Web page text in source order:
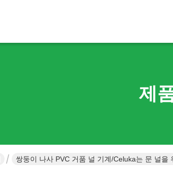
제
쌍둥이 나사 PVC 거품 널 기계/Celuka는 문 널